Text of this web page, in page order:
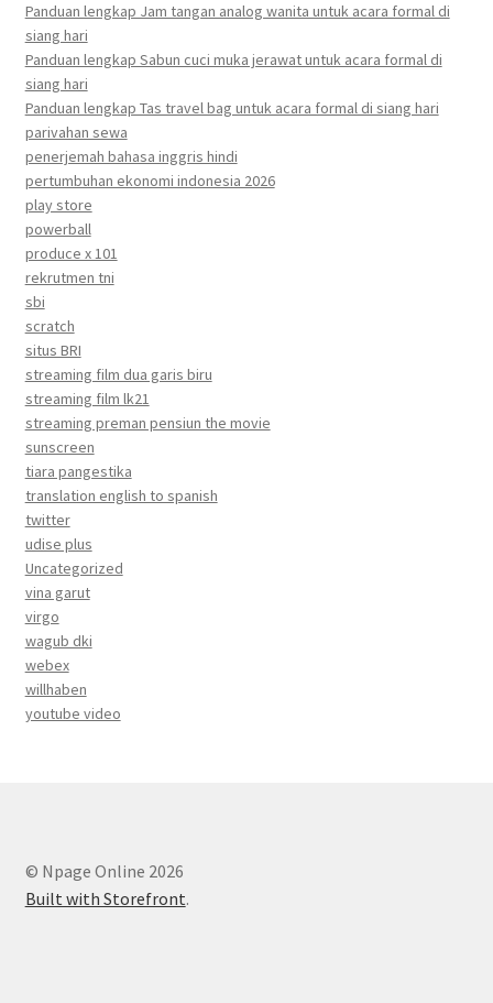
Panduan lengkap Jam tangan analog wanita untuk acara formal di
siang hari
Panduan lengkap Sabun cuci muka jerawat untuk acara formal di
siang hari
Panduan lengkap Tas travel bag untuk acara formal di siang hari
parivahan sewa
penerjemah bahasa inggris hindi
pertumbuhan ekonomi indonesia 2026
play store
powerball
produce x 101
rekrutmen tni
sbi
scratch
situs BRI
streaming film dua garis biru
streaming film lk21
streaming preman pensiun the movie
sunscreen
tiara pangestika
translation english to spanish
twitter
udise plus
Uncategorized
vina garut
virgo
wagub dki
webex
willhaben
youtube video
© Npage Online 2026
Built with Storefront.